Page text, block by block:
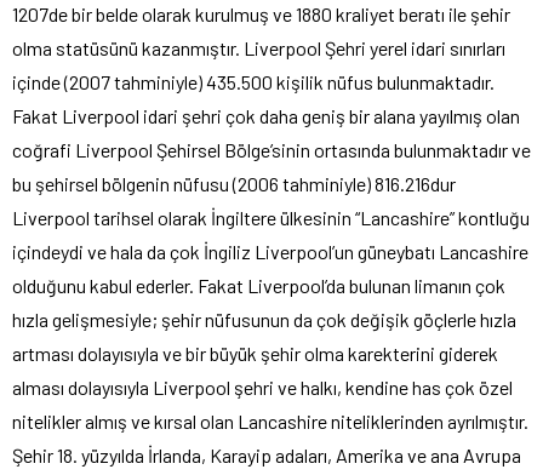
1207de bir belde olarak kurulmuş ve 1880 kraliyet beratı ile şehir
olma statüsünü kazanmıştır. Liverpool Şehri yerel idari sınırları
içinde (2007 tahminiyle) 435.500 kişilik nüfus bulunmaktadır.
Fakat Liverpool idari şehri çok daha geniş bir alana yayılmış olan
coğrafi Liverpool Şehirsel Bölge’sinin ortasında bulunmaktadır ve
bu şehirsel bölgenin nüfusu (2006 tahminiyle) 816.216dur
Liverpool tarihsel olarak İngiltere ülkesinin “Lancashire” kontluğu
içindeydi ve hala da çok İngiliz Liverpool’un güneybatı Lancashire
olduğunu kabul ederler. Fakat Liverpool’da bulunan limanın çok
hızla gelişmesiyle; şehir nüfusunun da çok değişik göçlerle hızla
artması dolayısıyla ve bir büyük şehir olma karekterini giderek
alması dolayısıyla Liverpool şehri ve halkı, kendine has çok özel
nitelikler almış ve kırsal olan Lancashire niteliklerinden ayrılmıştır.
Şehir 18. yüzyılda İrlanda, Karayip adaları, Amerika ve ana Avrupa